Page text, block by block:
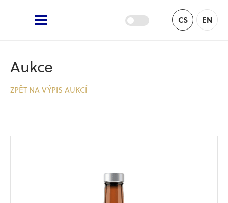
Žufánek.cz
CS EN
Aukce
ZPĚT NA VÝPIS AUKCÍ